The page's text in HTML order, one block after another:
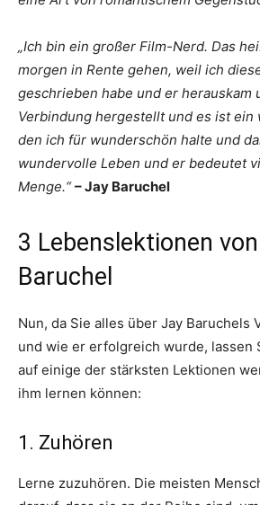
„Ich bin ein großer Film-Nerd. Das
morgen in Rente gehen, weil ich
geschrieben habe und er herauskam
Verbindung hergestellt und es ist ein
den ich für wunderschön halte und
wundervolle Leben und er bedeutet
Menge.“ – Jay Baruchel
3 Lebenslektionen
Baruchel
Nun, da Sie alles über Jay Baruchels
und wie er erfolgreich wurde, lassen
auf einige der stärksten Lektionen
ihm lernen können:
1. Zuhören
Lerne zuzuhören. Die meisten